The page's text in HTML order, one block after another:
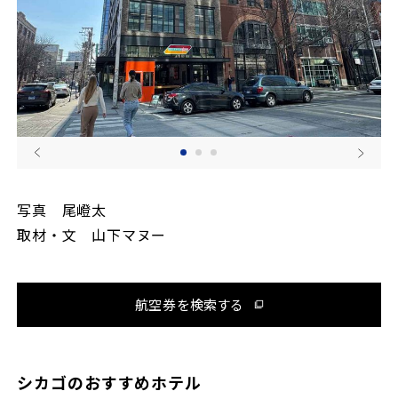
写真 尾嶝太
取材・文 山下マヌー
航空券を検索する
シカゴのおすすめホテル